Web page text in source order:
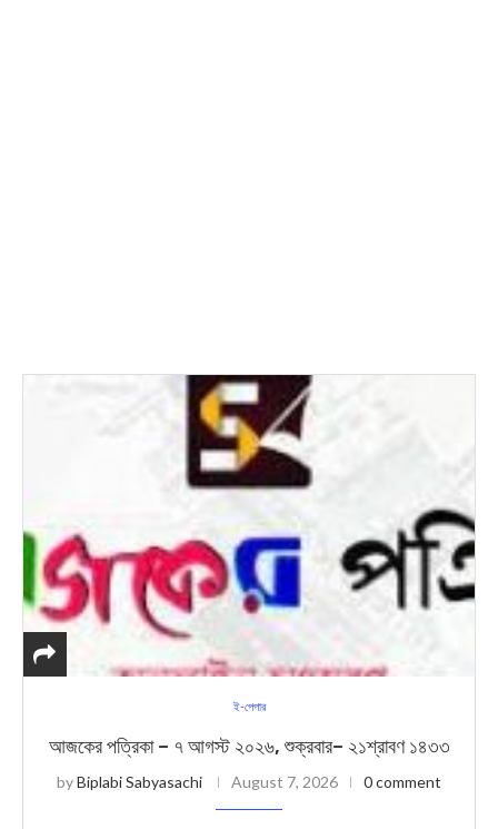
ই-পেপার
আজকের পত্রিকা – ৭ আগস্ট ২০২৬, শুক্রবার– ২১শ্রাবণ ১৪৩৩
byBiplabi Sabyasachi August 7, 2026 0 comment